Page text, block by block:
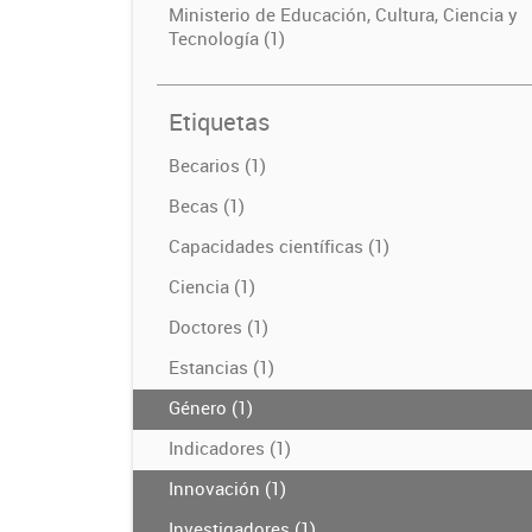
Ministerio de Educación, Cultura, Ciencia y
Tecnología (1)
Etiquetas
Becarios (1)
Becas (1)
Capacidades científicas (1)
Ciencia (1)
Doctores (1)
Estancias (1)
Género (1)
Indicadores (1)
Innovación (1)